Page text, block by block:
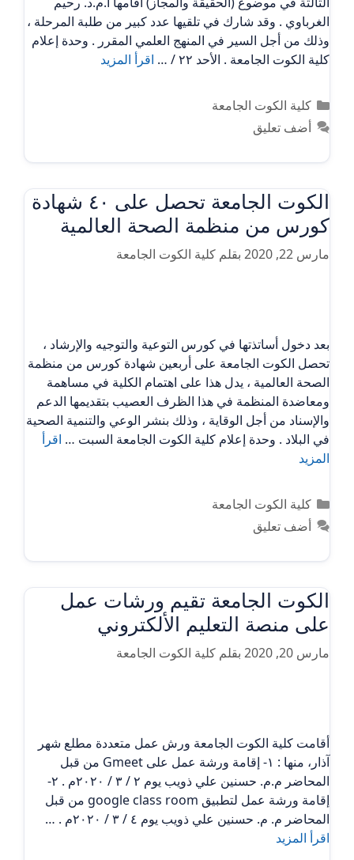
الغرباوي . وقد شارك في تلقيها عدد كبير من طلبة المرحلة ،
وذلك من أجل السير في المنهج العلمي المقرر . وحدة إعلام
كلية الكوت الجامعة . الأحد ٢٢ / …
اقرأ المزيد
التصنيفات
كلية الكوت الجامعة
أضف تعليق
الكوت الجامعة تحصل على ٤٠ شهادة
كورس من منظمة الصحة العالمية
مارس 22, 2020 بقلم كلية الكوت الجامعة
بعد دخول أساتذتها في كورس التوعية والتوجيه والإرشاد ،
تحصل الكوت الجامعة على أربعين شهادة كورس من منظمة
الصحة العالمية ، يدل هذا على اهتمام الكلية في مساهمة
ومعاضدة المنظمة في هذا الظرف العصيب بتقديمها الدعم
والإسناد من أجل الوقاية ، وذلك بنشر الوعي والتنمية الصحية
في البلاد . وحدة إعلام كلية الكوت الجامعة السبت … اقرأ
المزيد
التصنيفات
كلية الكوت الجامعة
أضف تعليق
الكوت الجامعة تقيم ورشات عمل
على منصة التعليم الألكتروني
مارس 20, 2020 بقلم كلية الكوت الجامعة
أقامت كلية الكوت الجامعة ورش عمل متعددة مطلع شهر
آذار، منها : ١- إقامة ورشة عمل على Gmeet من قبل
المحاضر م.م. حسنين علي ذويب يوم ٢ / ٣ / ٢٠٢٠م . ٢-
إقامة ورشة عمل لتطبيق google class room من قبل
المحاضر م. م. حسنين علي ذويب يوم ٤ / ٣ / ٢٠٢٠م . …
اقرأ المزيد